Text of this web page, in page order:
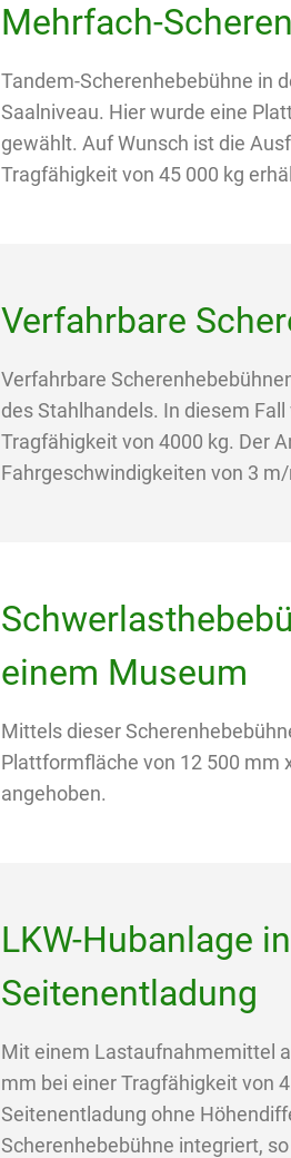
Mehrfach-
Tandem-Scherenhebebühne in
Saalniveau. Hier wurde eine
gewählt. Auf Wunsch ist die
Tragfähigkeit von 45 000 kg
Verfahrbare
Verfahrbare
des Stahlhandels. In diesem
Tragfähigkeit von 4000 kg. Der
Fahrgeschwindigkeiten von 3
einem Museum
Mittels dieser
Plattformfläche von 12 500 mm
angehoben.
LKW-Hubanlage
Seitenentladung
Mit einem Lastaufnahmemittel
mm bei einer Tragfähigkeit von
Seitenentladung ohne
Scherenhebebühne integriert,